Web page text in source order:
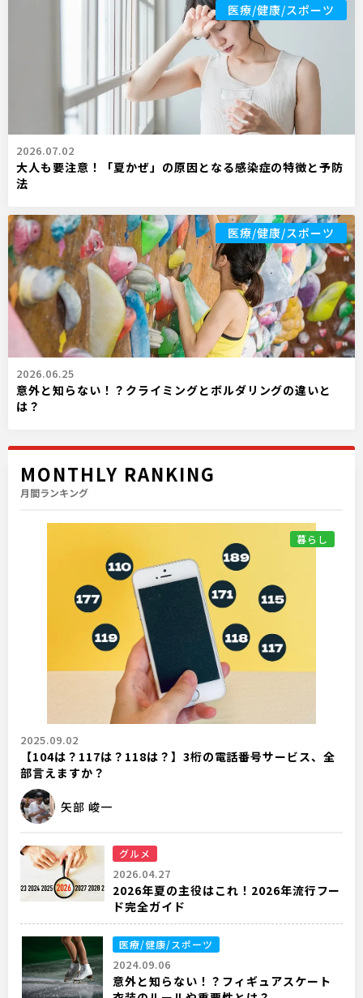
医療/健康/スポーツ
2026.07.02
大人も要注意！「夏かぜ」の原因となる感染症の特徴と予防
法
医療/健康/スポーツ
2026.06.25
意外と知らない！？クライミングとボルダリングの違いと
は？
MONTHLY RANKING
月間ランキング
暮らし
2025.09.02
【104は？117は？118は？】3桁の電話番号サービス、全
部言えますか？
矢部 峻一
グルメ
2026.04.27
2026年夏の主役はこれ！2026年流行フー
ド完全ガイド
医療/健康/スポーツ
2024.09.06
意外と知らない！？フィギュアスケート